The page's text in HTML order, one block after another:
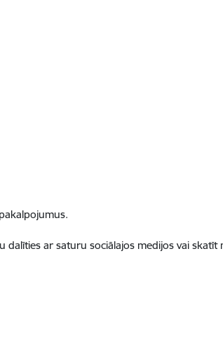
ar saturu sociālajos medijos vai